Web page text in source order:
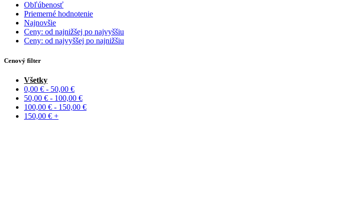
Obľúbenosť
Priemerné hodnotenie
Najnovšie
Ceny: od najnižšej po najvyššiu
Ceny: od najvyššej po najnižšiu
Cenový filter
Všetky
0,00 € - 50,00 €
50,00 € - 100,00 €
100,00 € - 150,00 €
150,00 € +